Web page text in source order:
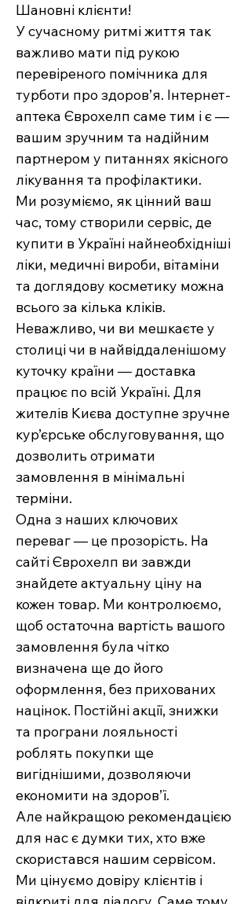
Шановні клієнти!
У сучасному ритмі життя так
важливо мати під рукою
перевіреного помічника для
турботи про здоров’я. Інтернет-
аптека Єврохелп саме тим і є —
вашим зручним та надійним
партнером у питаннях якісного
лікування та профілактики.
Ми розуміємо, як цінний ваш
час, тому створили сервіс, де
купити в Україні найнеобхідніші
ліки, медичні вироби, вітаміни
та доглядову косметику можна
всього за кілька кліків.
Неважливо, чи ви мешкаєте у
столиці чи в найвіддаленішому
куточку країни — доставка
працює по всій Україні. Для
жителів Києва доступне зручне
кур’єрське обслуговування, що
дозволить отримати
замовлення в мінімальні
терміни.
Одна з наших ключових
переваг — це прозорість. На
сайті Єврохелп ви завжди
знайдете актуальну ціну на
кожен товар. Ми контролюємо,
щоб остаточна вартість вашого
замовлення була чітко
визначена ще до його
оформлення, без прихованих
націнок. Постійні акції, знижки
та програни лояльності
роблять покупки ще
вигіднішими, дозволяючи
економити на здоров’ї.
Але найкращою рекомендацією
для нас є думки тих, хто вже
скористався нашим сервісом.
Ми цінуємо довіру клієнтів і